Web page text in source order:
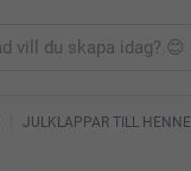
JULKLAPPAR TILL HENNE